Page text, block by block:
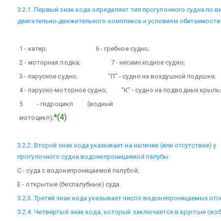
3.2.1. Первый знак кода определяет тип прогулочного судна по
двигательно-движительного комплекса и условиям обитаемости:
1 - катер;
6 - гребное судно;
2 - моторная лодка;
7 - несамоходное судно;
3 - парусное судно;
"П" - судно на воздушной подушке;
4 - парусно-моторное судно;
"К" - судно на подводных
5
- гидроцикл
(водный
мотоцикл);*(4)
3.2.2. Второй знак кода указывает на наличие (или отсутствие) у
прогулочного судна водонепроницаемой палубы:
С - суда с водонепроницаемой палубой;
Е - открытые (беспалубные) суда.
3.2.3. Третий знак кода указывает число водонепроницаемых
3.2.4. Четвертый знак кода, который заключается в круглые